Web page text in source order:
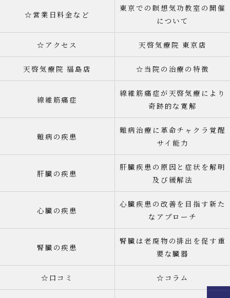
☆営業日料金など
東京での瞑想気功教室の開催
について
☆アクセス 天啓気療院 東京店
天啓気療院 福島店 ☆当院の治療の特徴
線維筋痛症
線維筋痛症が天啓気療により
奇跡的な寛解
難病の疾患
難病治療に革命チャクラ覚醒
サイ能力
肝臓の疾患
肝臓疾患の原因と症状を解明
及び緩解法
心臓の疾患
心臓疾患の改善を目指す新た
なアプローチ
腎臓の疾患
腎臓は老廃物の排出を促す重
要な臓器
☆口コミ ☆コラム